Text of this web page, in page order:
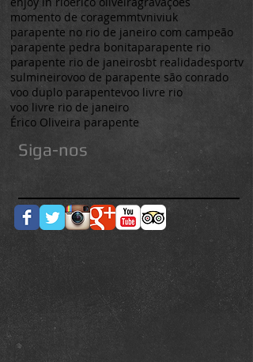
momento de coragemmtvniviuk
parapente no rio de janeiro com campeão
parapente pedra bonitaparapente rio
parapente rio de janeirosbt realidadesportv
sulmineirovoo de parapente são conrado
voo duplo parapentevoo livre rio
voo livre rio de janeiro
Érico Oliveira parapente
Siga-nos